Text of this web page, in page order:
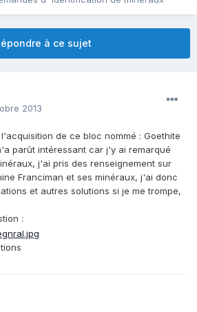
à ce sujet
2013
de ce bloc nommé : Goethite
parût intéressant car j'y ai remarqué
j'ai pris des renseignement sur
Franciman et ses minéraux, j'ai donc
et autres solutions si je me trompe,
: